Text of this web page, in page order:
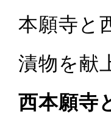
本願寺と
漬物を献
西本願寺